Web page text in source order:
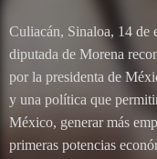
Culiacán, Sinaloa, 14
diputada de Morena
por la presidenta de
y una política que
México, generar más
primeras potencias